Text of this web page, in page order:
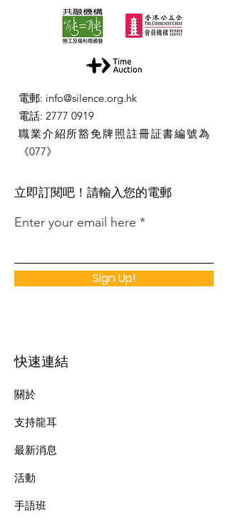
電郵: info@silence.org.hk
電話: 2777 0919
職業介紹所豁免牌照註冊証書編號為
《077》
​立即訂閱吧！請輸入您的電郵
Enter your email here
Sign Up!
快速連結
關於
支持龍耳
最新消息
​活動
手語班